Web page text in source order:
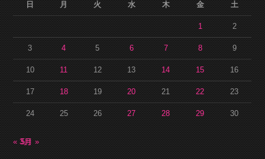
日
月 火 水 木 金 土
1 2
3 4 5 6 7 8 9
10 11 12 13 14 15 16
17 18 19 20 21 22 23
24 25 26 27 28 29 30
« 3月5月 »